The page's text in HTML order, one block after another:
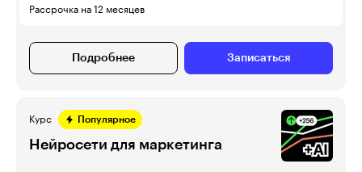
Рассрочка на 12 месяцев
Подробнее Записаться
Курс Популярное
Нейросети для маркетинга